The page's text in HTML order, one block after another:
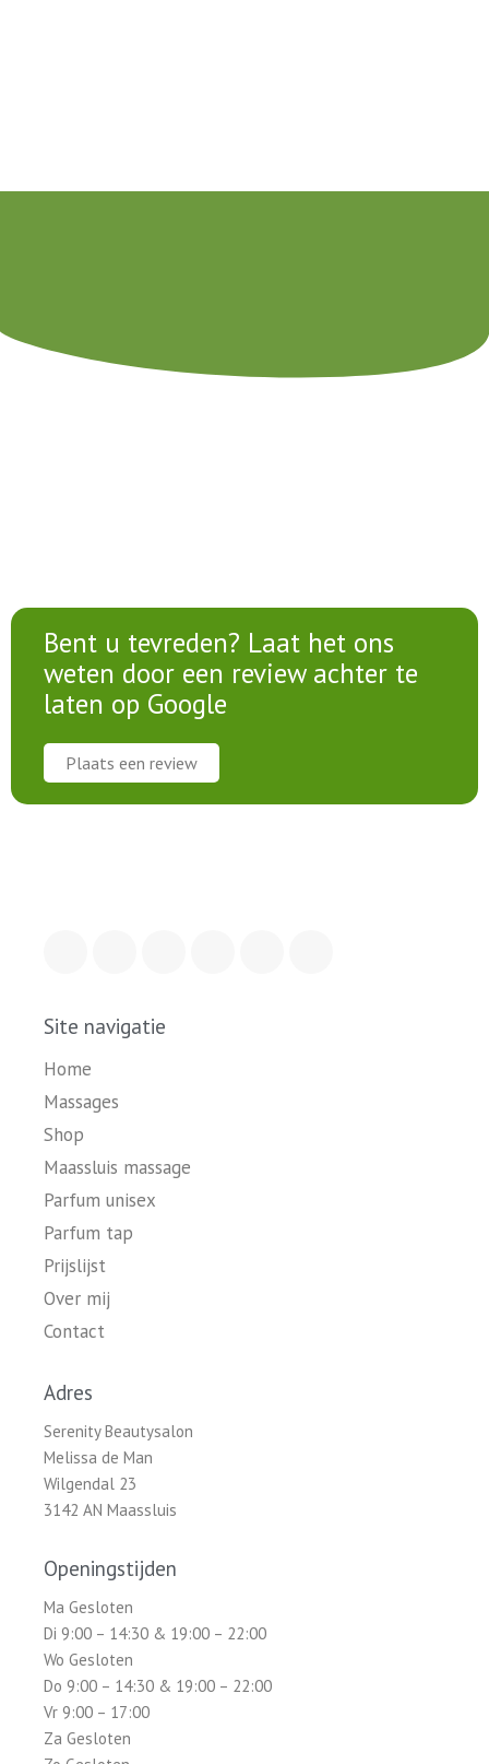
Bent u tevreden? Laat het ons
weten door een review achter te
laten op Google
Plaats een review
Site navigatie
Home
Massages
Shop
Maassluis massage
Parfum unisex
Parfum tap
Prijslijst
Over mij
Contact
Adres
Serenity Beautysalon
Melissa de Man
Wilgendal 23
3142 AN Maassluis
Openingstijden
Ma Gesloten
Di 9:00 – 14:30 & 19:00 – 22:00
Wo Gesloten
Do 9:00 – 14:30 & 19:00 – 22:00
Vr 9:00 – 17:00
Za Gesloten